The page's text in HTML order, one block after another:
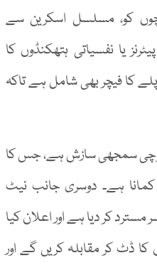
کو، مسلسل اسکرین سے
یا نفسیاتی ہتھکنڈوں کا
کا فیچر بھی شامل ہے تاکہ
سمجھی سازش ہے، جس کا
کمانا ہے۔ دوسری جانب نیٹ
کر دیا ہے اور اعلان کیا
ڈٹ کر مقابلہ کریں گے اور